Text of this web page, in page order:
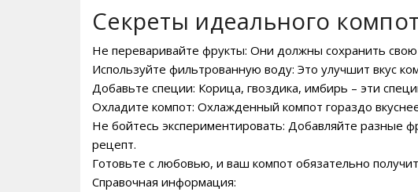
Секреты идеального
Не переваривайте фрукты: Они должны сохранить
Используйте фильтрованную воду: Это улучшит вкус
Добавьте специи: Корица, гвоздика, имбирь – эти
Охладите компот: Охлажденный компот гораздо
Не бойтесь экспериментировать: Добавляйте разные
рецепт.
Готовьте с любовью, и ваш компот обязательно
Справочная информация: